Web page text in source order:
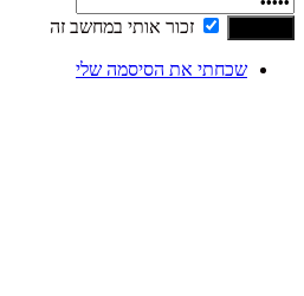
זכור אותי במחשב זה
שכחתי את הסיסמה שלי